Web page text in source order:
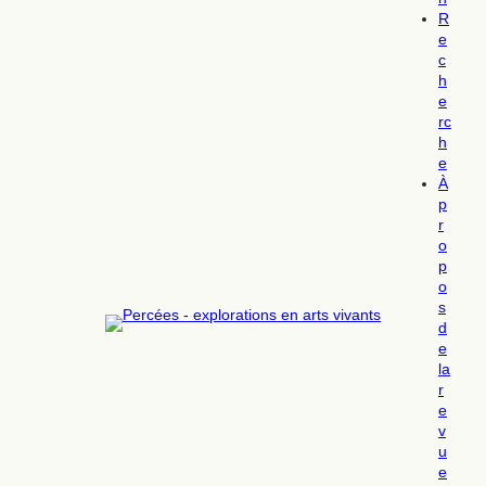
R
e
c
h
e
rc
h
e
À
p
r
o
p
o
s
d
e
la
r
e
v
u
e